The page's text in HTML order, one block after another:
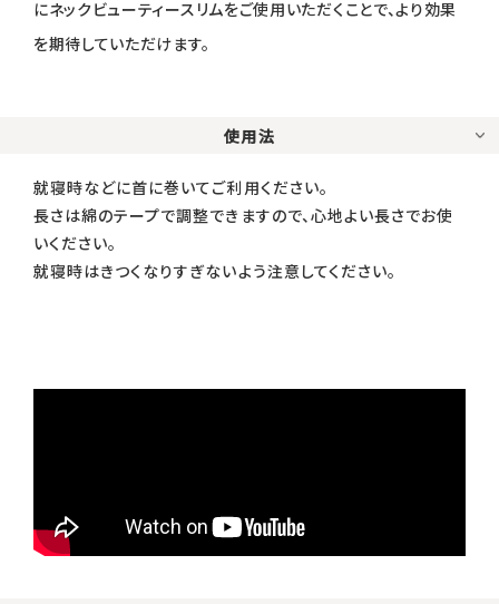
にネックビューティースリムをご使用いただくことで、より効果
を期待していただけます。
使用法
就寝時などに首に巻いてご利用ください。
長さは綿のテープで調整できますので、心地よい長さでお使
いください。
就寝時はきつくなりすぎないよう注意してください。